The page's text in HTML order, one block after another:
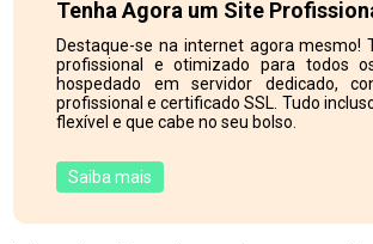
Tenha Agora um Site
Destaque-se na internet agora mesmo!
profissional e otimizado para todos
hospedado em servidor dedicado,
profissional e certificado SSL. Tudo
flexível e que cabe no seu bolso.
Saiba mais